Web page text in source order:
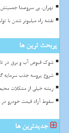
تهران، بی سروصدا
نقشه راه میلیونر شدن با
پربحث ترین ها
شوک قبوض آب و برق در
شروع پروسه جذب سرمایه گذار برای
ریشه خیلی از مشکلات
سقوط آزاد قیمت خودرو در
جدیدترین ها